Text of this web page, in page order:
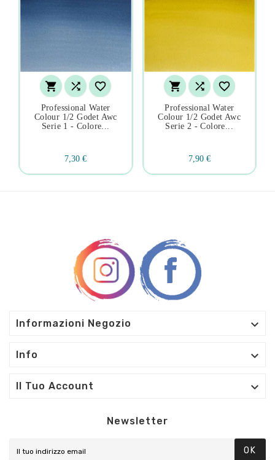
  
Professional Water
Colour 1/2 Godet Awc
Serie 1 - Colore...
7,30 €
  
Professional Water
Colour 1/2 Godet Awc
Serie 2 - Colore...
7,90 €
Informazioni Negozio 
Info 
Il Tuo Account 
Newsletter
OK